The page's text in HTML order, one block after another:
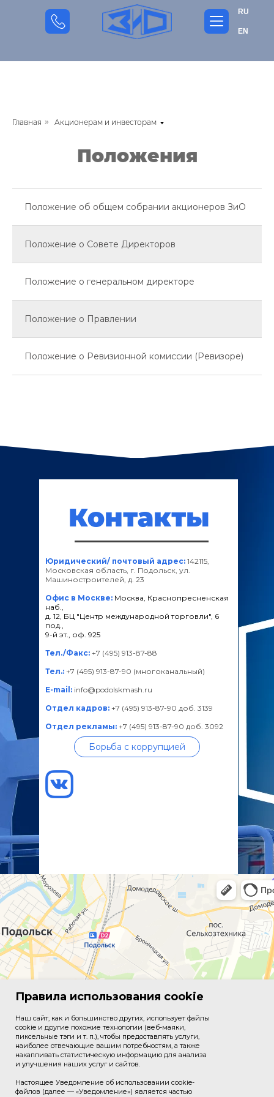
RU
EN
Главная » Акционерам и инвесторам
Положения
Положение об общем собрании акционеров ЗиО
Положение о Совете Директоров
Положение о генеральном директоре
Положение о Правлении
Положение о Ревизионной комиссии (Ревизоре)
Контакты
Юридический/ почтовый адрес: 142115,
Московская область, г. Подольск, ул.
Машиностроителей, д. 23
Офис в Москве: Москва, Краснопресненская
наб.,
д. 12, БЦ "Центр международной торговли", 6
под.,
9-й эт., оф. 925
Тел./Факс: +7 (495) 913-87-88
Тел.: +7 (495) 913-87-90 (многоканальный)
E-mail: info@podolskmash.ru
Отдел кадров: +7 (495) 913-87-90 доб. 3139
Отдел рекламы: +7 (495) 913-87-90 доб. 3092
Борьба с коррупцией
Правила использования cookie
Наш сайт, как и большинство других, использует файлы
cookie и другие похожие технологии (веб-маяки,
пиксельные тэги и т. п.), чтобы предоставлять услуги,
наиболее отвечающие вашим потребностям, а также
накапливать статистическую информацию для анализа
и улучшения наших услуг и сайтов.
Настоящее Уведомление об использовании cookie-
файлов (далее — «Уведомление») является частью